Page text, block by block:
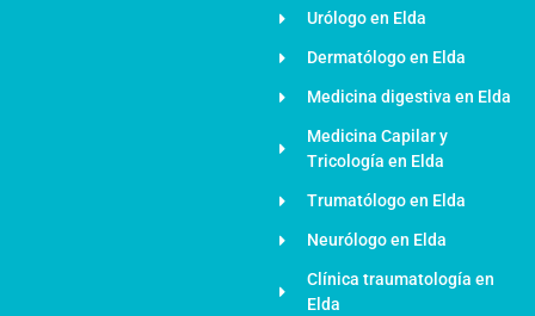
Urólogo en Elda
Dermatólogo en Elda
Medicina digestiva en Elda
Medicina Capilar y
Tricología en Elda
Trumatólogo en Elda
Neurólogo en Elda
Clínica traumatología en
Elda